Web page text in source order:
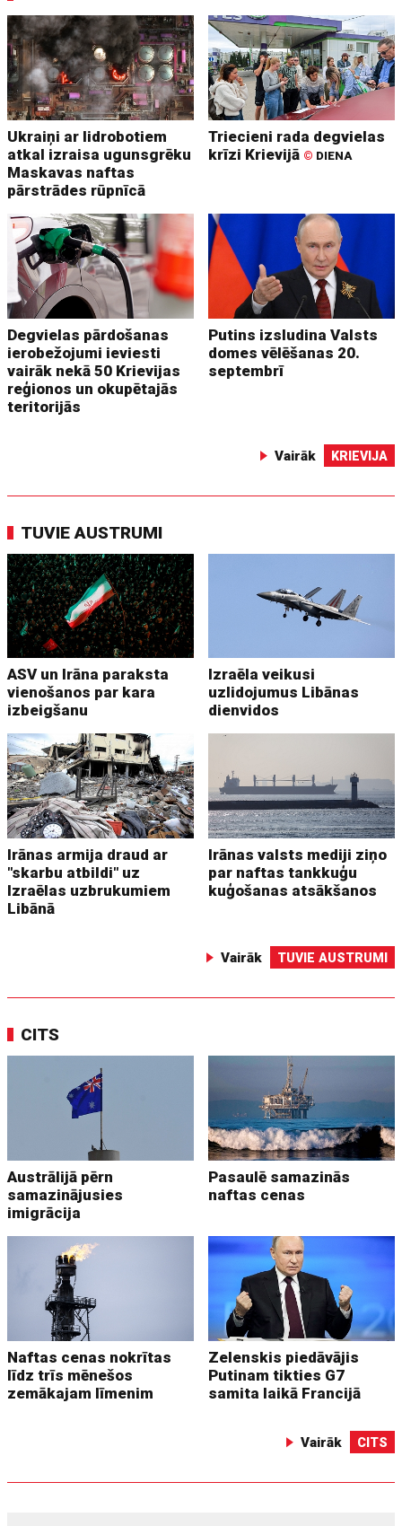
Ukraiņi ar lidrobotiem
atkal izraisa ugunsgrēku
Maskavas naftas
pārstrādes rūpnīcā
Triecieni rada degvielas
krīzi Krievijā © DIENA
Degvielas pārdošanas
ierobežojumi ieviesti
vairāk nekā 50 Krievijas
reģionos un okupētajās
teritorijās
Putins izsludina Valsts
domes vēlēšanas 20.
septembrī
Vairāk KRIEVIJA
TUVIE AUSTRUMI
ASV un Irāna paraksta
vienošanos par kara
izbeigšanu
Izraēla veikusi
uzlidojumus Libānas
dienvidos
Irānas armija draud ar
"skarbu atbildi" uz
Izraēlas uzbrukumiem
Libānā
Irānas valsts mediji ziņo
par naftas tankkuģu
kuģošanas atsākšanos
Vairāk TUVIE AUSTRUMI
CITS
Austrālijā pērn
samazinājusies
imigrācija
Pasaulē samazinās
naftas cenas
Naftas cenas nokrītas
līdz trīs mēnešos
zemākajam līmenim
Zelenskis piedāvājis
Putinam tikties G7
samita laikā Francijā
Vairāk CITS